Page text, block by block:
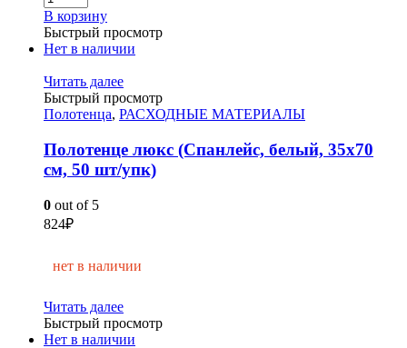
В корзину
Быстрый просмотр
Нет в наличии
Читать далее
Быстрый просмотр
Полотенца, РАСХОДНЫЕ МАТЕРИАЛЫ
Полотенце люкс (Спанлейс, белый, 35х70
см, 50 шт/упк)
0 out of 5
824₽
нет в наличии
Читать далее
Быстрый просмотр
Нет в наличии